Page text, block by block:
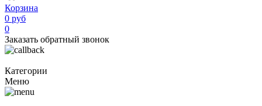
Корзина
0 руб
0
Заказать обратный звонок
Категории
Меню